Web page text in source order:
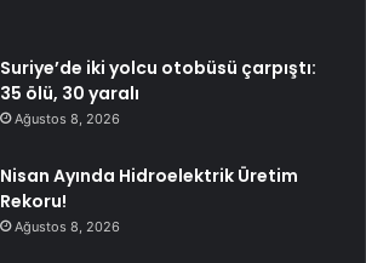
Suriye’de iki yolcu otobüsü çarpıştı:
35 ölü, 30 yaralı
Ağustos 8, 2026
Nisan Ayında Hidroelektrik Üretim
Rekoru!
Ağustos 8, 2026